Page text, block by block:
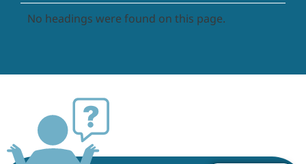
No headings were found on this page.